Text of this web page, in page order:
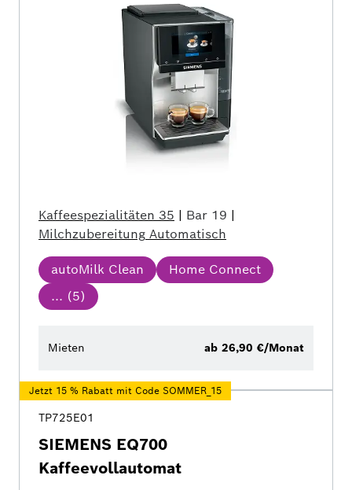
Kaffeespezialitäten 35 | Bar 19 |
Milchzubereitung Automatisch
autoMilk Clean
Home Connect
... (5)
Mieten ab 26,90 €/Monat
Jetzt 15 % Rabatt mit Code SOMMER_15
TP725E01
SIEMENS EQ700
Kaffeevollautomat